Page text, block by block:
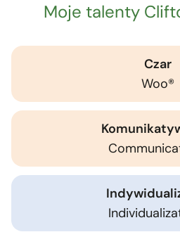
Moje talenty
Czar
Woo®